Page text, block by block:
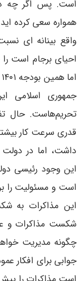
است. پس اگر چه
همواره سعی کرده
واقع بینانه ای
احیای برجام است را
جمهوری اسلامی
تحریم‌هاست. حال
داشت، اما در
این وجود رئیسی
است و مسئولیت را
این مذاکرات به
شکست مذاکرات و
چگونه مدیریت
جوابی برای افکار